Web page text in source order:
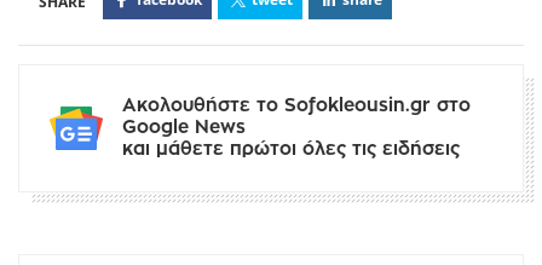
Ακολουθήστε το Sofokleousin.gr στο
Google News
και μάθετε πρώτοι όλες τις ειδήσεις